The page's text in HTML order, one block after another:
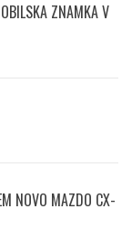
ZNAMKA V
NOVO MAZDO CX-